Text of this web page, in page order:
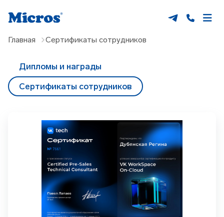
Главная Сертификаты сотрудников
Дипломы и награды
Сертификаты сотрудников